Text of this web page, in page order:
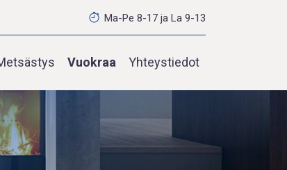
Ma-Pe 8-17 ja La 9-13
Vuokraa Yhteystiedot